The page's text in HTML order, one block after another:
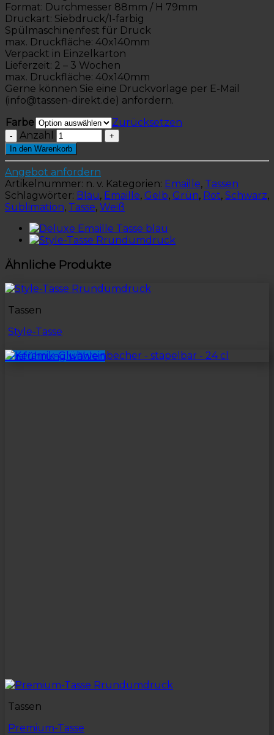
Format: Durchmesser 88mm / H 79mm
Druckart: Siebdruck/1-farbig
Spülmaschinenfest für Druck
max. Druckfläche: 40x140mm
Verpackt in Einzelkarton
Lieferzeit: 2 – 3 Wochen
max. Druckfläche: 40x140mm
Gerne können Sie eine Druckvorlage per E-Mail
(info@tassen-direkt.de) anfordern.
Farbe
Zurücksetzen
Anzahl
In den Warenkorb
Angebot anfordern
Artikelnummer: n. v. Kategorien: Emaille, Tassen
Schlagwörter: Blau, Emaille, Gelb, Grün, Rot, Schwarz,
Sublimation, Tasse, Weiß
Ähnliche Produkte
Tassen
Style-Tasse
Ausführung wählen
Tassen
Premium-Tasse